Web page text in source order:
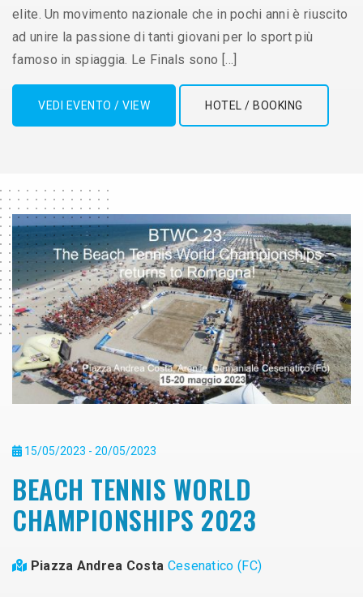
elite. Un movimento nazionale che in pochi anni è riuscito
ad unire la passione di tanti giovani per lo sport più
famoso in spiaggia. Le Finals sono […]
VEDI EVENTO / VIEW HOTEL / BOOKING
15/05/2023 - 20/05/2023
BEACH TENNIS WORLD
CHAMPIONSHIPS 2023
Piazza Andrea Costa Cesenatico (FC)